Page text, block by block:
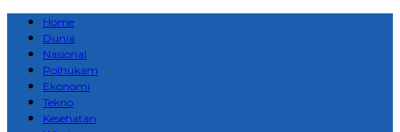
Home
Dunia
Nasional
Polhukam
Ekonomi
Tekno
Kesehatan